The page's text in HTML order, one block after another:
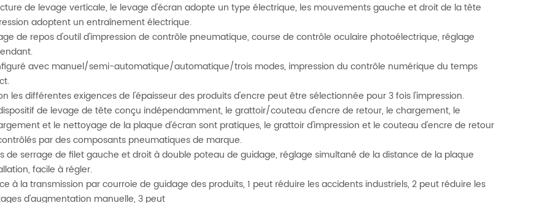
de levage verticale, le levage d'écran adopte un type électrique, les mouvements gauche et droit de la tête
adoptent un entraînement électrique.
de repos d'outil d'impression de contrôle pneumatique, course de contrôle oculaire photoélectrique, réglage
avec manuel/semi-automatique/automatique/trois modes, impression du contrôle numérique du temps
les différentes exigences de l'épaisseur des produits d'encre peut être sélectionnée pour 3 fois l'impression.
de levage de tête conçu indépendamment, le grattoir/couteau d'encre de retour, le chargement, le
et le nettoyage de la plaque d'écran sont pratiques, le grattoir d'impression et le couteau d'encre de retour
par des composants pneumatiques de marque.
de serrage de filet gauche et droit à double poteau de guidage, réglage simultané de la distance de la plaque
facile à régler.
à la transmission par courroie de guidage des produits, 1 peut réduire les accidents industriels, 2 peut réduire les
d'augmentation manuelle, 3 peut